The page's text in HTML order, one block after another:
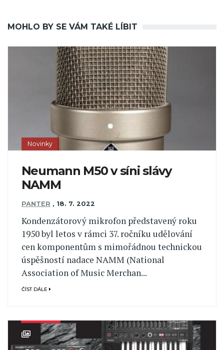
MOHLO BY SE VÁM TAKÉ LÍBIT
Novinky
Neumann M50 v síni slávy
NAMM
PANTER , 18. 7. 2022
Kondenzátorový mikrofon představený roku
1950 byl letos v rámci 37. ročníku udělování
cen komponentům s mimořádnou technickou
úspěšností nadace NAMM (National
Association of Music Merchan...
ČÍST DÁLE